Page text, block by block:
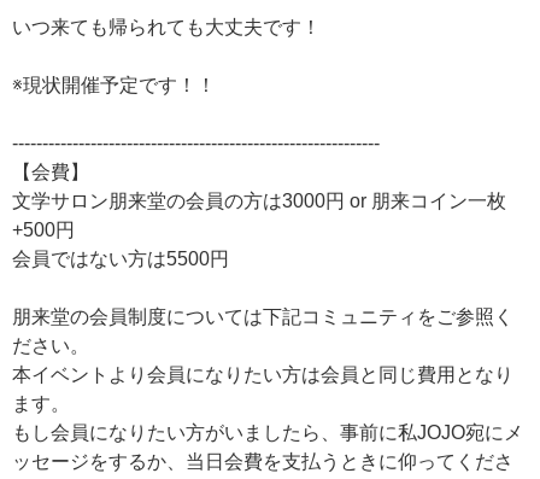
いつ来ても帰られても大丈夫です！
※現状開催予定です！！
-------------------------------------------------------------
【会費】
文学サロン朋来堂の会員の方は3000円 or 朋来コイン一枚
+500円
会員ではない方は5500円
朋来堂の会員制度については下記コミュニティをご参照く
ださい。
本イベントより会員になりたい方は会員と同じ費用となり
ます。
もし会員になりたい方がいましたら、事前に私JOJO宛にメ
ッセージをするか、当日会費を支払うときに仰ってくださ